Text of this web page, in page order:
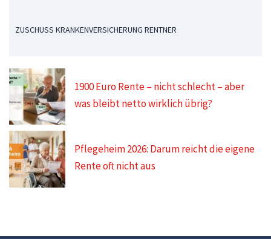
ZUSCHUSS KRANKENVERSICHERUNG RENTNER
1900 Euro Rente – nicht schlecht – aber
was bleibt netto wirklich übrig?
Pflegeheim 2026: Darum reicht die eigene
Rente oft nicht aus